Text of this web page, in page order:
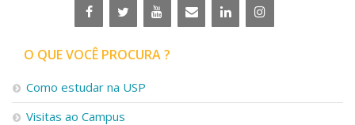
O QUE VOCÊ PROCURA ?
Como estudar na USP
Visitas ao Campus